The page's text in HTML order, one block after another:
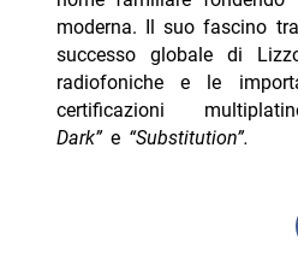
moderna. Il suo fascino
successo globale di
radiofoniche e le
certificazioni
Dark”e “Substitution”.